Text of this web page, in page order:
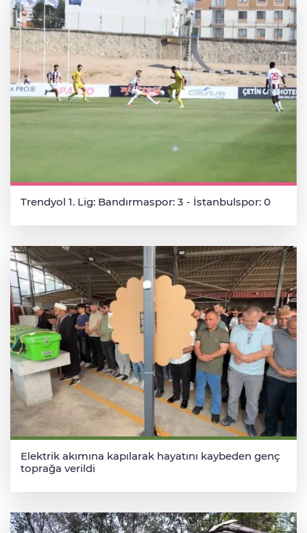
Trendyol 1. Lig: Bandırmaspor: 3 - İstanbulspor: 0
Elektrik akımına kapılarak hayatını kaybeden genç
toprağa verildi